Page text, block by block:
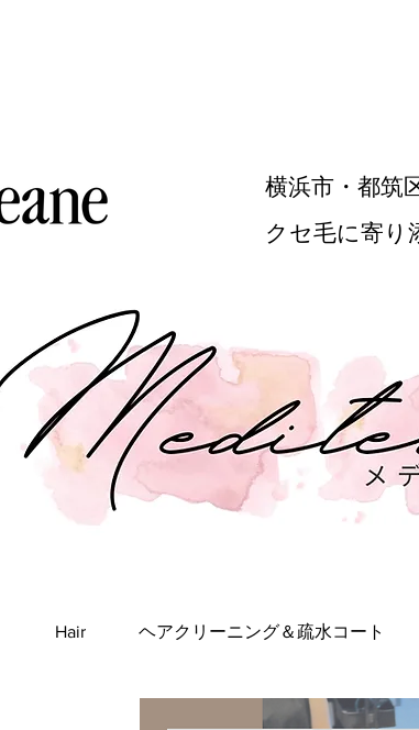
横浜市・都筑
クセ毛に寄り
Hair ヘアクリーニング＆疏水コート